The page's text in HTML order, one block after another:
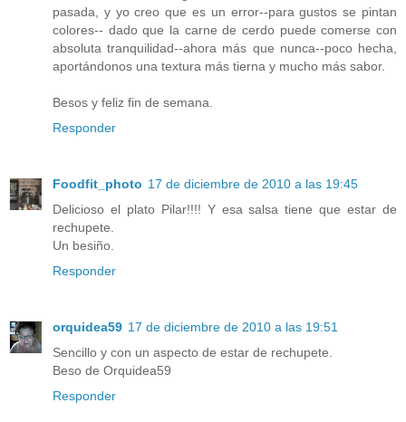
pasada, y yo creo que es un error--para gustos se pintan
colores-- dado que la carne de cerdo puede comerse con
absoluta tranquilidad--ahora más que nunca--poco hecha,
aportándonos una textura más tierna y mucho más sabor.
Besos y feliz fin de semana.
Responder
Foodfit_photo 17 de diciembre de 2010 a las 19:45
Delicioso el plato Pilar!!!! Y esa salsa tiene que estar de
rechupete.
Un besiño.
Responder
orquidea59 17 de diciembre de 2010 a las 19:51
Sencillo y con un aspecto de estar de rechupete.
Beso de Orquidea59
Responder